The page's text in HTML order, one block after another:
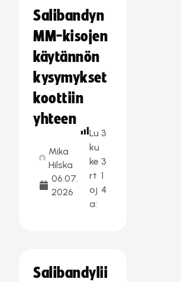
Salibandyn
MM-kisojen
käytännön
kysymykset
koottiin
yhteen
Mika
Hilska
06.07.
2026
Lu
ku
ke
rt
oj
a:
3
3
1
4
Salibandylii